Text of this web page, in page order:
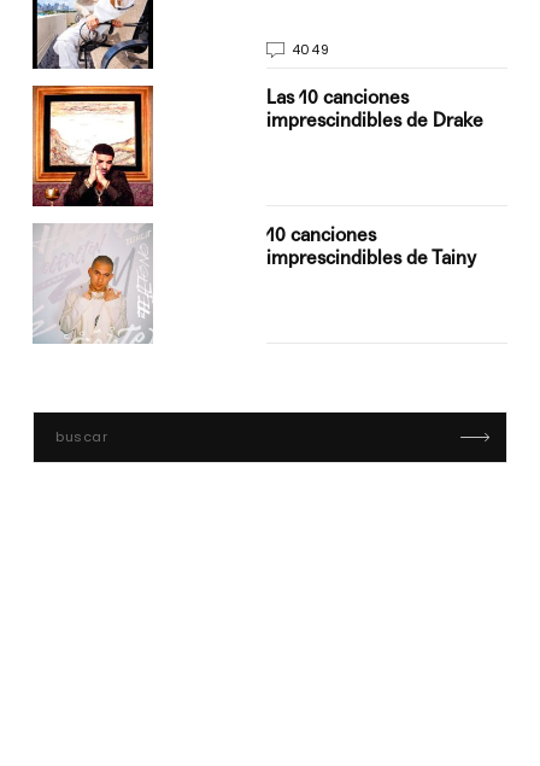
4049
Las 10 canciones
imprescindibles de Drake
10 canciones
imprescindibles de Tainy